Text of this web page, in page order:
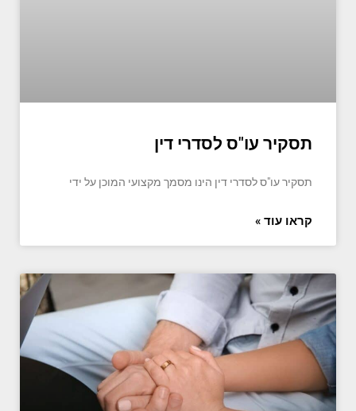
תסקיר עו"ס לסדרי דין
תסקיר עו"ס לסדרי דין הינו מסמך מקצועי המוכן על ידי
קראו עוד »